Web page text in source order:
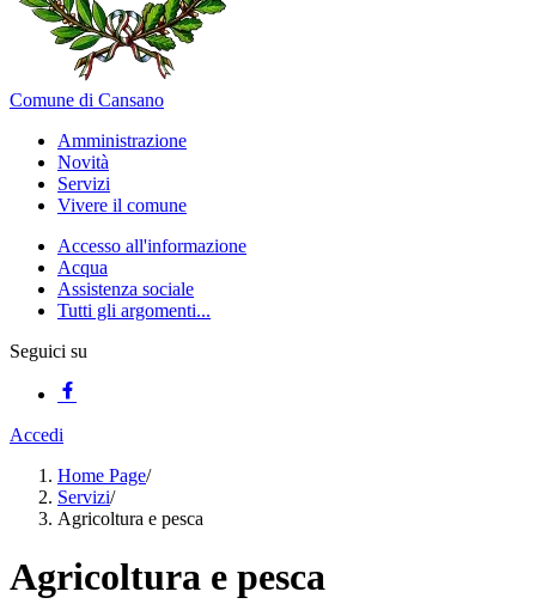
Comune di Cansano
Amministrazione
Novità
Servizi
Vivere il comune
Accesso all'informazione
Acqua
Assistenza sociale
Tutti gli argomenti...
Seguici su
Accedi
Home Page/
Servizi/
Agricoltura e pesca
Agricoltura e pesca